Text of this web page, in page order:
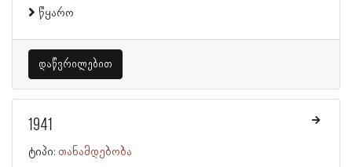
წყარო
დაწვრილებით
1941
ტიპი: თანამდებობა